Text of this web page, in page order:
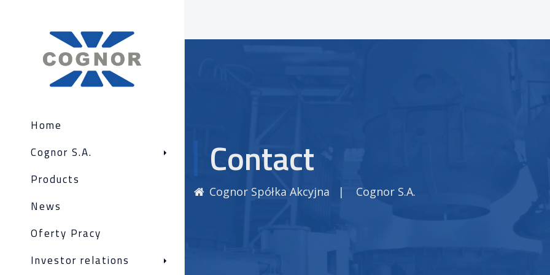
Home
Cognor S.A.
Products
News
Oferty Pracy
Investor relations
Contact
Cognor Spółka Akcyjna | Cognor S.A.